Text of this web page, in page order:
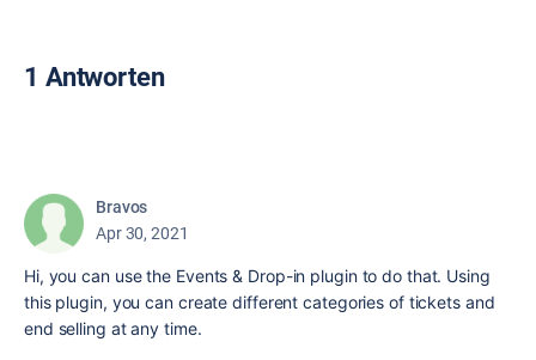
1 Antworten
Bravos
Apr 30, 2021
Hi, you can use the Events & Drop-in plugin to do that. Using
this plugin, you can create different categories of tickets and
end selling at any time.